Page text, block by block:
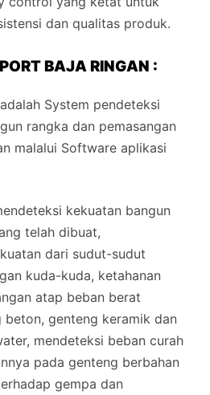
dan qualitas produk.
BAJA RINGAN :
adalah System pendeteksi
rangka dan pemasangan
malalui Software aplikasi
kekuatan bangun
telah dibuat,
dari sudut-sudut
kuda-kuda, ketahanan
atap beban berat
genteng keramik dan
mendeteksi beban curah
pada genteng berbahan
gempa dan